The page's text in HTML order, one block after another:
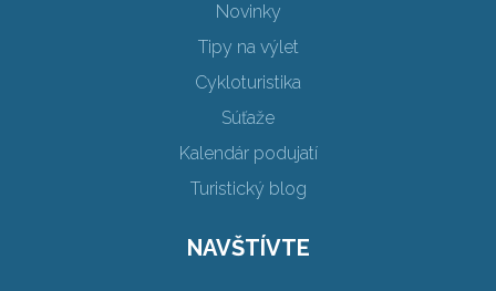
Novinky
Tipy na výlet
Cykloturistika
Súťaže
Kalendár podujatí
Turistický blog
NAVŠTÍVTE